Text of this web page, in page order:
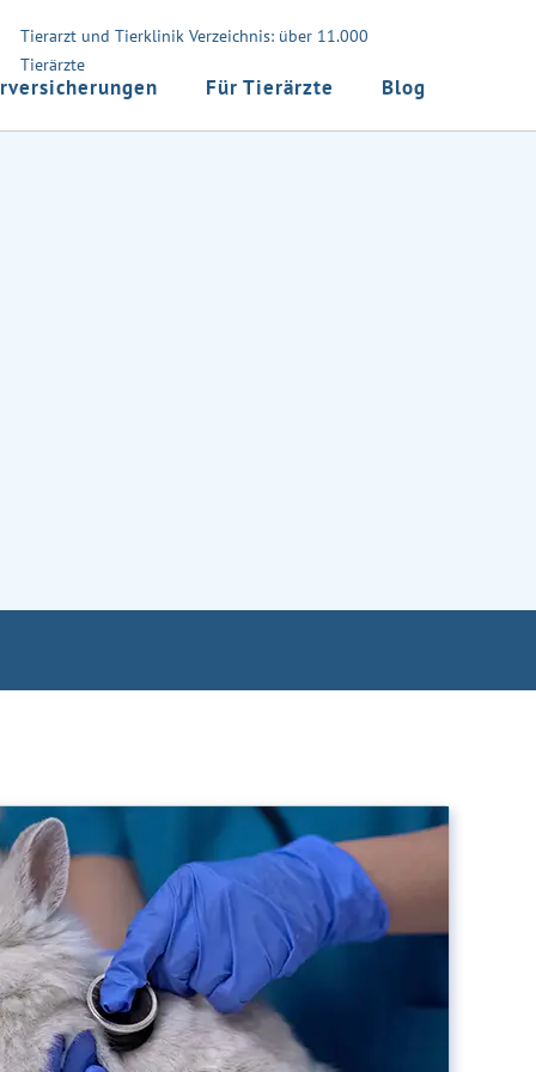
Tierarzt und Tierklinik Verzeichnis: über 11.000
Tierärzte
Für Tierärzte Blog